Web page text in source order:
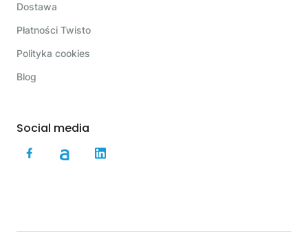
Dostawa
Płatności Twisto
Polityka cookies
Blog
Social media